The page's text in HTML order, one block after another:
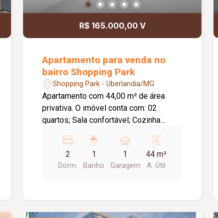
R$ 165.000,00 V
Apartamento para venda no
bairro Shopping Park
Shopping Park - Uberlandia/MG
Apartamento com 44,00 m² de área
privativa. O imóvel conta com: 02
quartos; Sala confortável; Cozinha
com bancada em pedra inteira; 01 vaga
de garagem; O condomínio oferece:
Academia; Piscina; Playground; Cinema;
2
Dorm.
1
Banho
1
Garagem
44 m²
A. Útil